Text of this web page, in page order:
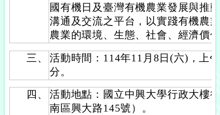
國有機日及臺灣有機農業發展與推
溝通及交流之平台，以實踐有機農
農業的環境、生態、社會、經濟價
三、
活動時間：114年11月8日(六)，上
分。
四、
活動地點：國立中興大學行政大樓
南區興大路145號）。